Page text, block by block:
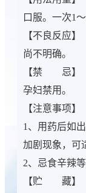
口服。一次1
【不良反应】
尚不明确。
【禁 忌】
孕妇禁用。
【注意事项】
1、用药后如
加剧现象，可
2、忌食辛辣
【贮 藏】